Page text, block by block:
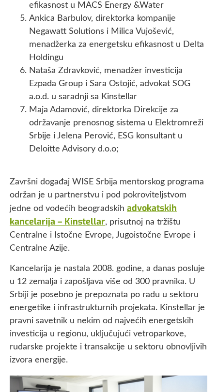
efikasnost u MACS Energy &Water
Ankica Barbulov, direktorka kompanije
Negawatt Solutions i Milica Vujošević,
menadžerka za energetsku efikasnost u Delta
Holdingu
Nataša Zdravković, menadžer investicija
Ezpada Group i Sara Ostojić, advokat SOG
a.o.d. u saradnji sa Kinstellar
Maja Adamović, direktorka Direkcije za
održavanje prenosnog sistema u Elektromreži
Srbije i Jelena Perović, ESG konsultant u
Deloitte Advisory d.o.o;
Završni događaj WISE Srbija mentorskog programa
održan je u partnerstvu i pod pokroviteljstvom
jedne od vodećih beogradskih advokatskih
kancelarija – Kinstellar, prisutnoj na tržištu
Centralne i Istočne Evrope, Jugoistočne Evrope i
Centralne Azije.
Kancelarija je nastala 2008. godine, a danas posluje
u 12 zemalja i zapošljava više od 300 pravnika. U
Srbiji je posebno je prepoznata po radu u sektoru
energetike i infrastrukturnih projekata. Kinstellar je
pravni savetnik u nekim od najvećih energetskih
investicija u regionu, uključujući vetroparkove,
rudarske projekte i transakcije u sektoru obnovljivih
izvora energije.